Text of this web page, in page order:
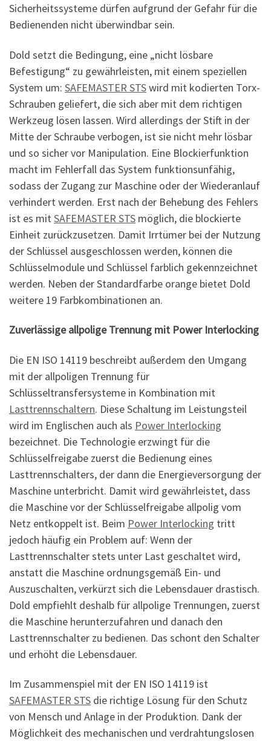
Sicherheitssysteme dürfen aufgrund der Gefahr für die
Bedienenden nicht überwindbar sein.
Dold setzt die Bedingung, eine „nicht lösbare
Befestigung“ zu gewährleisten, mit einem speziellen
System um: SAFEMASTER STSwird mit kodierten Torx-
Schrauben geliefert, die sich aber mit dem richtigen
Werkzeug lösen lassen. Wird allerdings der Stift in der
Mitte der Schraube verbogen, ist sie nicht mehr lösbar
und so sicher vor Manipulation. Eine Blockierfunktion
macht im Fehlerfall das System funktionsunfähig,
sodass der Zugang zur Maschine oder der Wiederanlauf
verhindert werden. Erst nach der Behebung des Fehlers
ist es mitSAFEMASTER STS möglich, die blockierte
Einheit zurückzusetzen. Damit Irrtümer bei der Nutzung
der Schlüssel ausgeschlossen werden, können die
Schlüsselmodule und Schlüssel farblich gekennzeichnet
werden. Neben der Standardfarbe orange bietet Dold
weitere 19 Farbkombinationen an.
Zuverlässige allpolige Trennung mit Power Interlocking
Die EN ISO 14119 beschreibt außerdem den Umgang
mit der allpoligen Trennung für
Schlüsseltransfersysteme in Kombination mit
Lasttrennschaltern. Diese Schaltung im Leistungsteil
wird im Englischen auch als Power Interlocking
bezeichnet. Die Technologie erzwingt für die
Schlüsselfreigabe zuerst die Bedienung eines
Lasttrennschalters, der dann die Energieversorgung der
Maschine unterbricht. Damit wird gewährleistet, dass
die Maschine vor der Schlüsselfreigabe allpolig vom
Netz entkoppelt ist. Beim Power Interlocking tritt
jedoch häufig ein Problem auf: Wenn der
Lasttrennschalter stets unter Last geschaltet wird,
anstatt die Maschine ordnungsgemäß Ein- und
Auszuschalten, verkürzt sich die Lebensdauer drastisch.
Dold empfiehlt deshalb für allpolige Trennungen, zuerst
die Maschine herunterzufahren und danach den
Lasttrennschalter zu bedienen. Das schont den Schalter
und erhöht die Lebensdauer.
Im Zusammenspiel mit der EN ISO 14119 ist
SAFEMASTER STS die richtige Lösung für den Schutz
von Mensch und Anlage in der Produktion. Dank der
Möglichkeit des mechanischen und verdrahtungslosen